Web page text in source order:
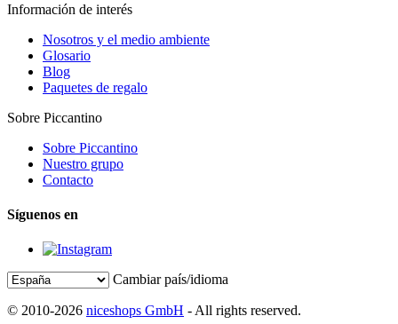
Información de interés
Nosotros y el medio ambiente
Glosario
Blog
Paquetes de regalo
Sobre Piccantino
Sobre Piccantino
Nuestro grupo
Contacto
Síguenos en
Cambiar país/idioma
© 2010-2026 niceshops GmbH - All rights reserved.